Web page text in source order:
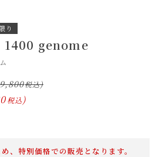
り
genome
税込
、特別価格での販売となります。